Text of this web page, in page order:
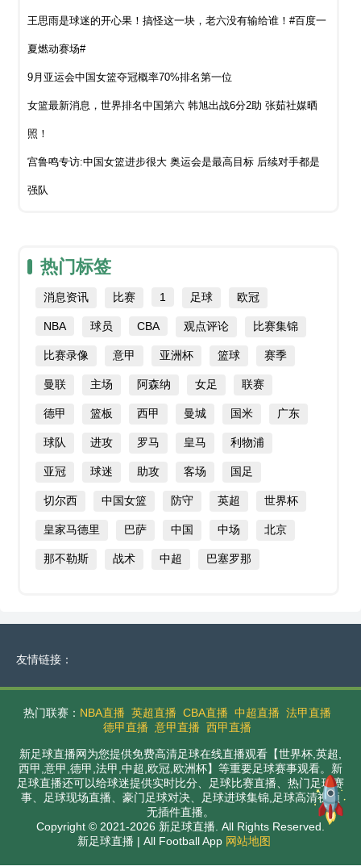
王思雨是球迷的开心果！搞怪这一块，老六没有输给谁！#百度一
夏燃动赛场#
9月亚运会中国女篮夺冠概率70%排名第一位
女篮最新消息，世界排名中国第六 韩旭出战6分2助 张茹社媒晒
照！
宫鲁鸣专访:中国女篮进步很大 奥运会是最高目标 后续对手都是
强队
热门标签
消息资讯 比赛 1 足球 欧冠
NBA 球员 CBA 观点评论 比赛集锦
比赛录像 意甲 亚洲杯 篮球 赛季
曼联 主场 阿森纳 女足 联赛
德甲 篮板 西甲 曼城 国米 广东
球队 进攻 罗马 皇马 利物浦
亚冠 球迷 助攻 客场 国足
切尔西 中国女篮 防守 英超 世界杯
皇家马德里 巴萨 中国 中场 北京
那不勒斯 战术 中超 巴塞罗那
友情链接：
热门联赛： NBA直播 英超直播 CBA直播 中超直播 法甲直播
德甲直播 意甲直播 西甲直播
新足球直播网为您提供免费高清足球在线直播观看【世界杯,英超,
西甲,意甲,德甲,法甲,中超,欧冠,欧洲杯】等重要足球赛事观看。新
足球直播还可以给球迷提供实时比分、足球比赛直播、热门足球赛
事、足球现场直播、豪门足球对决、足球进球集锦,足球高清视频
无插件直播。
Copyright © 2021-2026 新足球直播. All Rights Reserved.
新足球直播 | All Football App 网站地图